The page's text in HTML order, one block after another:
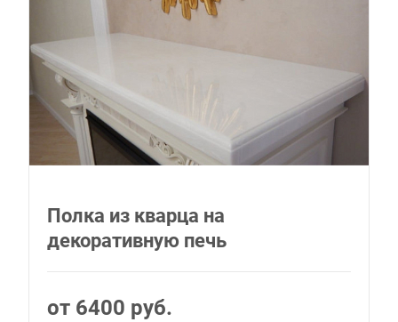
Полка из кварца на
декоративную печь
от 6400 руб.